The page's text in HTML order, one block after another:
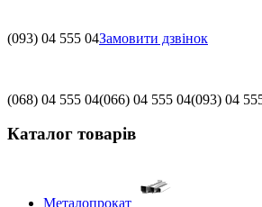
(093) 04 555 04Замовити дзвінок
(068) 04 555 04(066) 04 555 04(093) 04
Каталог товарів
Металопрокат